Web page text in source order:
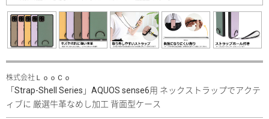
株式会社ＬｏｏＣｏ
「Strap-Shell Series」AQUOS sense6用 ネックストラップでアクテ
ィブに 厳選牛革なめし加工 背面型ケース